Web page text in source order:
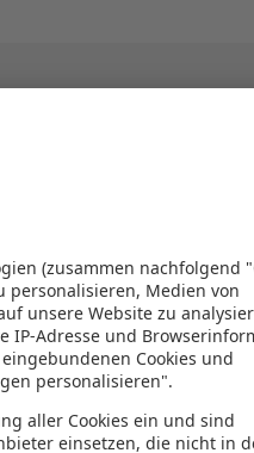
das spart Zeit und Geld.